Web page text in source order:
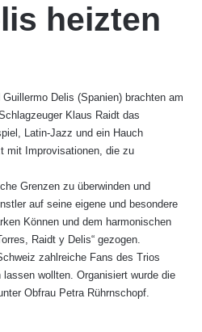
heizten
Delis (Spanien) brachten am
Klaus Raidt das
Latin-Jazz und ein Hauch
mit Improvisationen, die zu
Grenzen zu überwinden und
auf seine eigene und besondere
Können und dem harmonischen
Raidt y Delis“ gezogen.
zahlreiche Fans des Trios
wollten. Organisiert wurde die
Obfrau Petra Rührnschopf.